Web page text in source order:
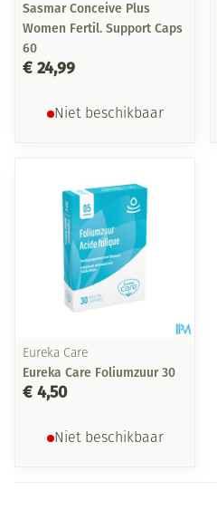
Sasmar Conceive Plus
Women Fertil. Support Caps
60
€ 24,99
Niet beschikbaar
Eureka Care
Eureka Care Foliumzuur 30
€ 4,50
Niet beschikbaar